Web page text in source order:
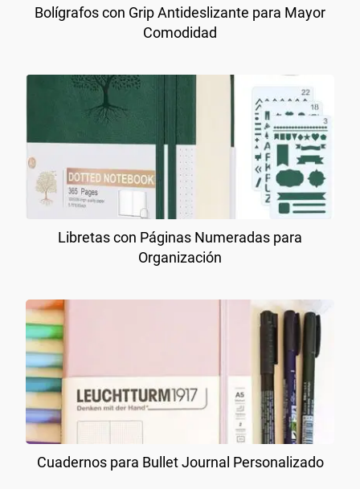
Bolígrafos con Grip Antideslizante para Mayor
Comodidad
Libretas con Páginas Numeradas para
Organización
Cuadernos para Bullet Journal Personalizado